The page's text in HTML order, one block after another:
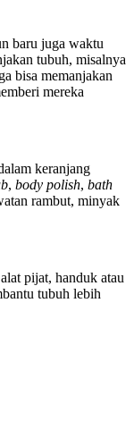
baru juga waktu
tubuh, misalnya
bisa memanjakan
mereka
keranjang
, body polish, bath
rambut, minyak
pijat, handuk atau
tubuh lebih